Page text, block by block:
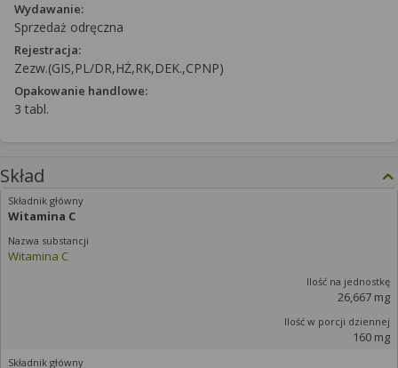
Wydawanie:
Sprzedaż odręczna
Rejestracja:
Zezw.(GIS,PL/DR,HŻ,RK,DEK.,CPNP)
Opakowanie handlowe:
3 tabl.
Skład
Witamina C
Witamina C
26,667 mg
160 mg